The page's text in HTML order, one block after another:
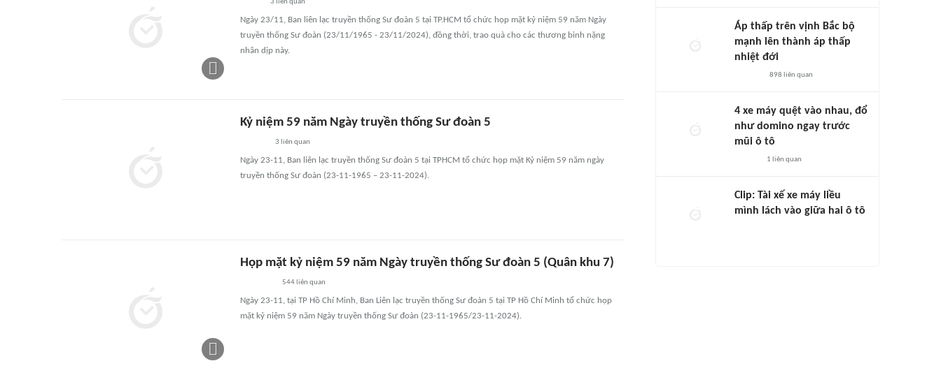
3 liên quan
Ngày 23/11, Ban liên lạc truyền thống Sư đoàn 5 tại TP.HCM tổ chức họp mặt kỷ niệm 59 năm Ngày
truyền thống Sư đoàn (23/11/1965 - 23/11/2024), đồng thời, trao quà cho các thương binh nặng
nhân dịp này.
Kỷ niệm 59 năm Ngày truyền thống Sư đoàn 5
3 liên quan
Ngày 23-11, Ban liên lạc truyền thống Sư đoàn 5 tại TPHCM tổ chức họp mặt Kỷ niệm 59 năm ngày
truyền thống Sư đoàn (23-11-1965 – 23-11-2024).
Họp mặt kỷ niệm 59 năm Ngày truyền thống Sư đoàn 5 (Quân khu 7)
544 liên quan
Ngày 23-11, tại TP Hồ Chí Minh, Ban Liên lạc truyền thống Sư đoàn 5 tại TP Hồ Chí Minh tổ chức họp
mặt kỷ niệm 59 năm Ngày truyền thống Sư đoàn (23-11-1965/23-11-2024).
Áp thấp trên vịnh Bắc bộ
mạnh lên thành áp thấp
nhiệt đới
898 liên quan
4 xe máy quệt vào nhau, đổ
như domino ngay trước
mũi ô tô
1 liên quan
Clip: Tài xế xe máy liều
mình lách vào giữa hai ô tô